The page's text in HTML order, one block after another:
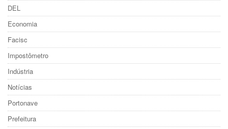
DEL
Economia
Facisc
Impostômetro
Indústria
Notícias
Portonave
Prefeitura